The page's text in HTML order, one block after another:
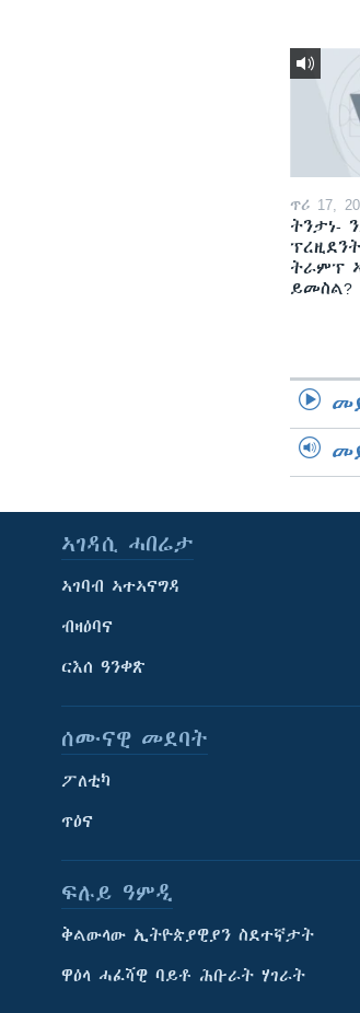
ትምህርቲ እንግሊዝኛ
ማሕበራዊ ገጻትና
ጥሪ 17,
ትንታነ-
ትራምፕ
ይመስል?
ኣገዳሲ ሓበሬታ
ኣገባብ ኣተኣናግዳ
ብዛዕባና
ርእሰ ዓንቀጽ
ሰሙናዊ መደባት
ፖለቲካ
ጥዕና
ፍሉይ ዓምዲ
ቅልውላው ኢትዮጵያዊያን ስደተኛታት
ዋዕላ ሓፈሻዊ ባይቶ ሕቡራት ሃገራት